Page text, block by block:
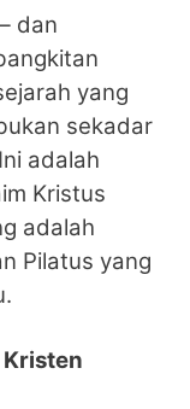
dan
yang
sekadar
adalah
Kristus
adalah
Pilatus yang